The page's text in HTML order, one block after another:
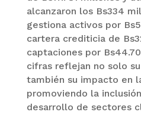
alcanzaron los Bs334
gestiona activos por
cartera crediticia de
captaciones por
cifras reflejan no solo
también su impacto en
promoviendo la
desarrollo de sectores